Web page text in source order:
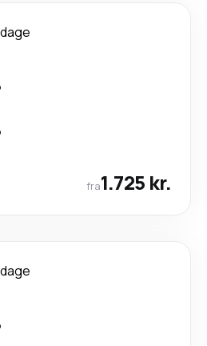
fra1.725 kr.